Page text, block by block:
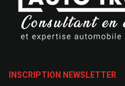
INSCRIPTION NEWSLETTER